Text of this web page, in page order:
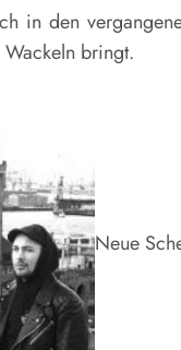
in den
bringt.
Neue